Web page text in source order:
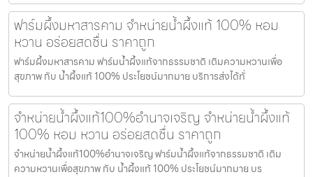
ฟาร์มผึ้งมหาสารคาม จำหน่ายน้ำผึ้งแท้ 100% หอม
หวาน อร่อยสดชื่น ราคาถูก
ฟาร์มผึ้งมหาสารคาม ฟาร์มน้ำผึ้งแท้จากธรรมชาติ เติมความหวานเพื่อ
สุขภาพ กับ น้ำผึ้งแท้ 100% ประโยชน์มากมาย บริการส่งได้ทั่
จำหน่ายน้ำผึ้งแท้100%อำนาจเจริญ จำหน่ายน้ำผึ้งแท้
100% หอม หวาน อร่อยสดชื่น ราคาถูก
จำหน่ายน้ำผึ้งแท้100%อำนาจเจริญ ฟาร์มน้ำผึ้งแท้จากธรรมชาติ เติม
ความหวานเพื่อสุขภาพ กับ น้ำผึ้งแท้ 100% ประโยชน์มากมาย บร